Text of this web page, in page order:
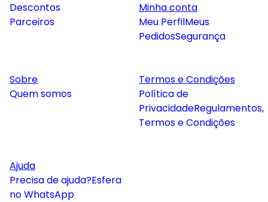
Descontos
Parceiros
Minha conta
Meu PerfilMeus
PedidosSegurança
Sobre
Quem somos
Termos e Condições
Política de
PrivacidadeRegulamentos,
Termos e Condições
Ajuda
Precisa de ajuda?Esfera
no WhatsApp